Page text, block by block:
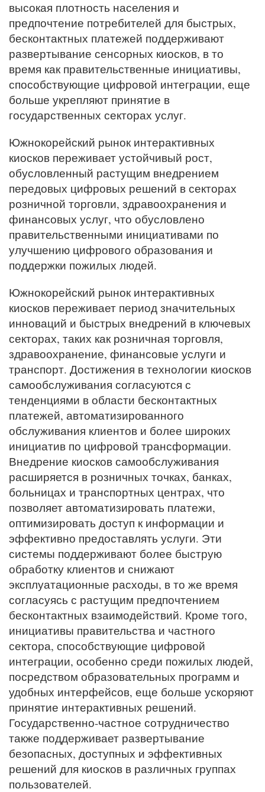
высокая плотность населения и
предпочтение потребителей для быстрых,
бесконтактных платежей поддерживают
развертывание сенсорных киосков, в то
время как правительственные инициативы,
способствующие цифровой интеграции, еще
больше укрепляют принятие в
государственных секторах услуг.
Южнокорейский рынок интерактивных
киосков переживает устойчивый рост,
обусловленный растущим внедрением
передовых цифровых решений в секторах
розничной торговли, здравоохранения и
финансовых услуг, что обусловлено
правительственными инициативами по
улучшению цифрового образования и
поддержки пожилых людей.
Южнокорейский рынок интерактивных
киосков переживает период значительных
инноваций и быстрых внедрений в ключевых
секторах, таких как розничная торговля,
здравоохранение, финансовые услуги и
транспорт. Достижения в технологии киосков
самообслуживания согласуются с
тенденциями в области бесконтактных
платежей, автоматизированного
обслуживания клиентов и более широких
инициатив по цифровой трансформации.
Внедрение киосков самообслуживания
расширяется в розничных точках, банках,
больницах и транспортных центрах, что
позволяет автоматизировать платежи,
оптимизировать доступ к информации и
эффективно предоставлять услуги. Эти
системы поддерживают более быструю
обработку клиентов и снижают
эксплуатационные расходы, в то же время
согласуясь с растущим предпочтением
бесконтактных взаимодействий. Кроме того,
инициативы правительства и частного
сектора, способствующие цифровой
интеграции, особенно среди пожилых людей,
посредством образовательных программ и
удобных интерфейсов, еще больше ускоряют
принятие интерактивных решений.
Государственно-частное сотрудничество
также поддерживает развертывание
безопасных, доступных и эффективных
решений для киосков в различных группах
пользователей.